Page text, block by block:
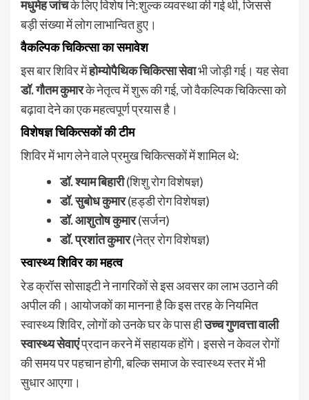
मधुमेह जांचके लिए विशेष नि:शुल्क व्यवस्था की गई थी, जिससे
बड़ी संख्या में लोग लाभान्वित हुए।
वैकल्पिक चिकित्सा का समावेश
इस बार शिविर मेंहोम्योपैथिक चिकित्सा सेवाभी जोड़ी गई। यह सेवा
डॉ. गौतम कुमारके नेतृत्व में शुरू की गई, जो वैकल्पिक चिकित्सा को
बढ़ावा देने का एक महत्वपूर्ण प्रयास है।
विशेषज्ञ चिकित्सकों की टीम
शिविर में भाग लेने वाले प्रमुख चिकित्सकों में शामिल थे:
डॉ. श्याम बिहारी(शिशु रोग विशेषज्ञ)
डॉ. सुबोध कुमार(हड्डी रोग विशेषज्ञ)
डॉ. आशुतोष कुमार(सर्जन)
डॉ. प्रशांत कुमार(नेत्र रोग विशेषज्ञ)
स्वास्थ्य शिविर का महत्व
रेड क्रॉस सोसाइटी ने नागरिकों से इस अवसर का लाभ उठाने की
अपील की। आयोजकों का मानना है कि इस तरह के नियमित
स्वास्थ्य शिविर, लोगों को उनके घर के पास हीउच्च गुणवत्ता वाली
स्वास्थ्य सेवाएंप्रदान करने में सहायक होंगे। इससे न केवल रोगों
की समय पर पहचान होगी, बल्कि समाज के स्वास्थ्य स्तर में भी
सुधार आएगा।